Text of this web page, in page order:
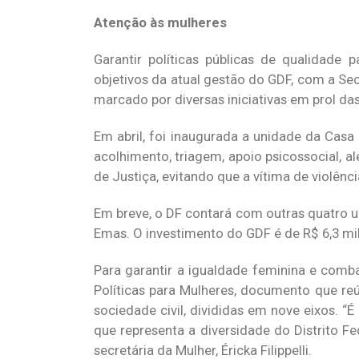
Atenção às mulheres
Garantir políticas públicas de qualidade
objetivos da atual gestão do GDF, com a
marcado por diversas iniciativas em prol
Em abril, foi inaugurada a unidade da
acolhimento, triagem, apoio psicossocial,
de Justiça, evitando que a vítima de
Em breve, o DF contará com outras quatro
Emas. O investimento do GDF é de R$ 6,3
Para garantir a igualdade feminina e
Políticas para Mulheres, documento que
sociedade civil, divididas em nove eixos.
que representa a diversidade do Distrito
secretária da Mulher, Éricka Filippelli.